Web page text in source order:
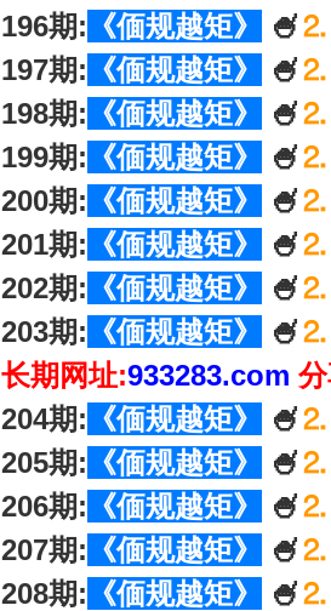
196期: 《偭规越矩》 🍧⒉
197期: 《偭规越矩》 🍧⒉
198期: 《偭规越矩》 🍧⒉
199期: 《偭规越矩》 🍧⒉
200期: 《偭规越矩》 🍧⒉
201期: 《偭规越矩》 🍧⒉
202期: 《偭规越矩》 🍧⒉
203期: 《偭规越矩》 🍧⒉
长期网址:933283.com
204期: 《偭规越矩》 🍧⒉
205期: 《偭规越矩》 🍧⒉
206期: 《偭规越矩》 🍧⒉
207期: 《偭规越矩》 🍧⒉
208期: 《偭规越矩》 🍧⒉